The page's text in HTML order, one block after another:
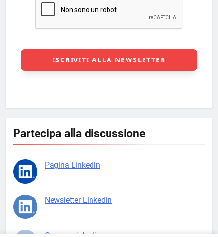
Partecipa alla discussione
Pagina Linkedin
Newsletter Linkedin